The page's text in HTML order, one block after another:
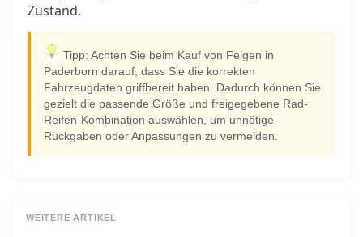
Zustand.
Tipp: Achten Sie beim Kauf von Felgen in
Paderborn darauf, dass Sie die korrekten
Fahrzeugdaten griffbereit haben. Dadurch können Sie
gezielt die passende Größe und freigegebene Rad-
Reifen-Kombination auswählen, um unnötige
Rückgaben oder Anpassungen zu vermeiden.
WEITERE ARTIKEL